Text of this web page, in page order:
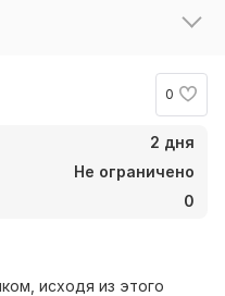
0
2 дня
Не ограничено
0
исходя из этого